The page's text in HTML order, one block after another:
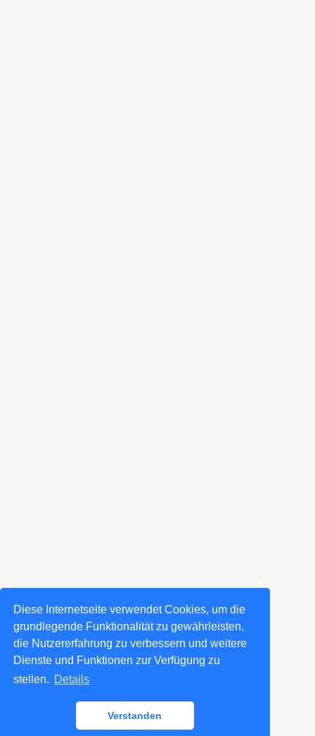
Diese Internetseite verwendet Cookies, um die
grundlegende Funktionalität zu gewährleisten,
die Nutzererfahrung zu verbessern und weitere
Dienste und Funktionen zur Verfügung zu
stellen. Details
Verstanden